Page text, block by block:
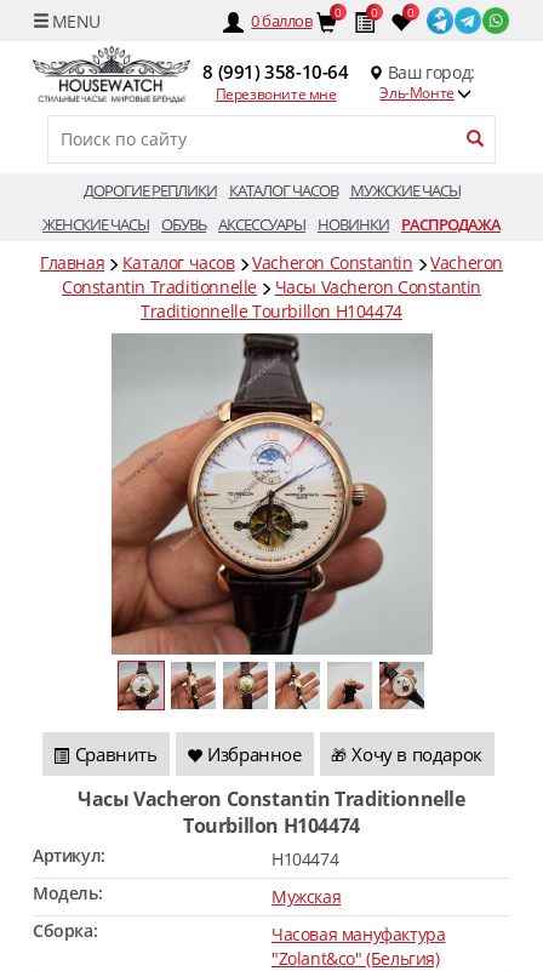
0баллов 0 0 0
8 (991) 358-10-64
Перезвоните мне
Ваш город:
Эль-Монте
ДОРОГИЕ РЕПЛИКИ КАТАЛОГ ЧАСОВ
МУЖСКИЕ ЧАСЫ
ЖЕНСКИЕ ЧАСЫ ОБУВЬ АКСЕССУАРЫ НОВИНКИ РАСПРОДАЖА
Главная Каталог часов Vacheron Constantin
Vacheron
Constantin Traditionnelle
Часы Vacheron Constantin
Traditionnelle Tourbillon H104474
Сравнить Избранное 🎁 Хочу в подарок
Часы Vacheron Constantin Traditionnelle
Tourbillon H104474
Артикул:
H104474
Модель:
Мужская
Сборка:
Часовая мануфактура
"Zolant&co" (Бельгия)